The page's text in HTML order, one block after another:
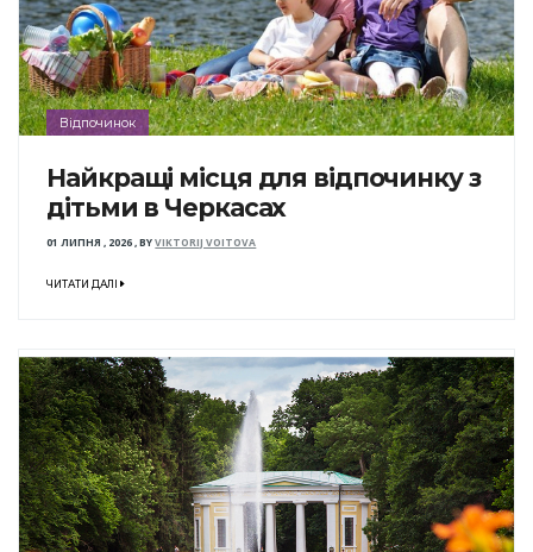
Відпочинок
Найкращі місця для відпочинку з
дітьми в Черкасах
01 ЛИПНЯ , 2026,BYVIKTORIJ VOITOVA
ЧИТАТИ ДАЛІ